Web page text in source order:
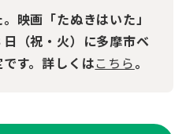
映画「たぬきはいた」
（祝・火）に多摩市ベ
す。詳しくはこちら。